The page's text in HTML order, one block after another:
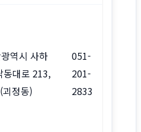
역시 사하
동대로 213,
괴정동)
051-
201-
2833